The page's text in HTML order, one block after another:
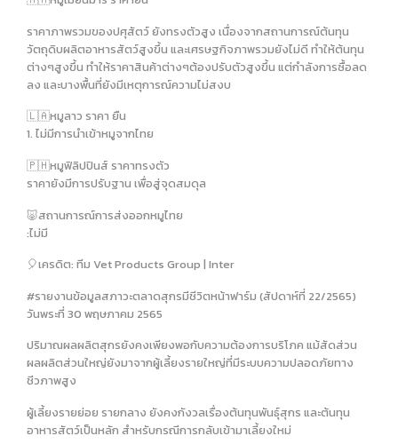
ราคาภาพรวมของปศุสัตว์ ยังทรงตัวสูง เนื่องจากสถานการณ์ต้นทุน
วัตถุดิบผลิตอาหารสัตว์สูงขึ้น และเศรษฐกิจภาพรวมยังไม่ดี ทำให้ต้นทุน
ต่างๆสูงขึ้น ทำให้ราคาสินค้าต่างๆต้องปรับตัวสูงขึ้น แต่กำลังการซื้อลด
ลง และบางพื้นที่ยังมีเหตุการณ์ความไม่สงบ
🇱🇦หมูลาว ราคา ยืน
1. ไม่มีการนำเข้าหมูจากไทย
🇵🇭หมูฟิลิปปินส์ ราคาทรงตัว
ราคายังมีการปรับฐาน เพื่อสู่จุดสมดุล
🐷สถานการณ์การส่งออกหมูไทย
:ไม่มี
🎈เครดิต: ทีม Vet Products Group | Inter
#รายงานข้อมูลสภาวะตลาดสุกรมีชีวิตหน้าฟาร์ม (สัปดาห์ที่ 22/2565)
วันพระที่ 30 พฤษภาคม 2565
ปริมาณผลผลิตสุกรยังคงเพียงพอกับความต้องการบริโภค แม้สัดส่วน
ผลผลิตส่วนใหญ่ยังมาจากผู้เลี้ยงรายใหญ่ที่มีระบบความปลอดภัยทาง
ชีวภาพสูง
ผู้เลี้ยงรายย่อย รายกลาง ยังคงกังวลเรื่องต้นทุนพันธุ์สุกร และต้นทุน
อาหารสัตว์เป็นหลัก สำหรับกรณีการกลับเข้ามาเลี้ยงใหม่